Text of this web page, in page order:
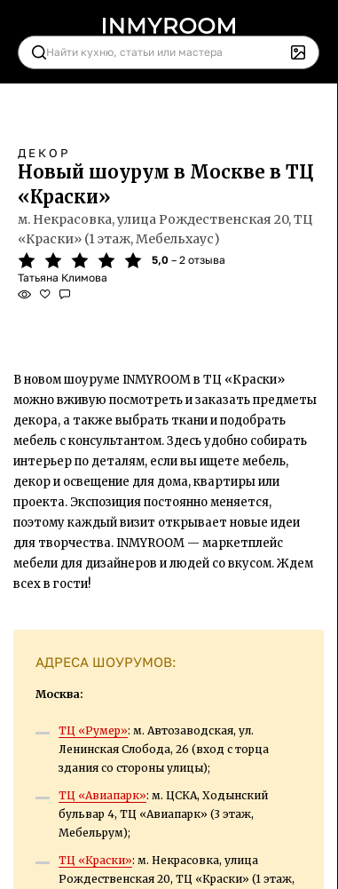
ДЕКОР
Новый шоурум в Москве в ТЦ
«Краски»
м. Некрасовка, улица Рождественская 20, ТЦ
«Краски» (1 этаж, Мебельхаус)
5,0 – 2 отзыва
Татьяна Климова
В новом шоуруме INMYROOM в ТЦ «Краски»
можно вживую посмотреть и заказать предметы
декора, а также выбрать ткани и подобрать
мебель с консультантом. Здесь удобно собирать
интерьер по деталям, если вы ищете мебель,
декор и освещение для дома, квартиры или
проекта. Экспозиция постоянно меняется,
поэтому каждый визит открывает новые идеи
для творчества. INMYROOM — маркетплейс
мебели для дизайнеров и людей со вкусом. Ждем
всех в гости!
АДРЕСА ШОУРУМОВ:
Москва:
ТЦ «Румер»: м. Автозаводская, ул.
Ленинская Слобода, 26 (вход с торца
здания со стороны улицы);
ТЦ «Авиапарк»: м. ЦСКА, Ходынский
бульвар 4, ТЦ «Авиапарк» (3 этаж,
Мебельрум);
ТЦ «Краски»: м. Некрасовка, улица
Рождественская 20, ТЦ «Краски» (1 этаж,